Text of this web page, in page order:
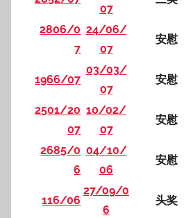
07
2806/0
7
24/06/
07
安慰
1966/07
03/03/
07
安慰
2501/20
07
10/02/
07
安慰
2685/0
6
04/10/
06
安慰
116/06
27/09/0
6
头奖